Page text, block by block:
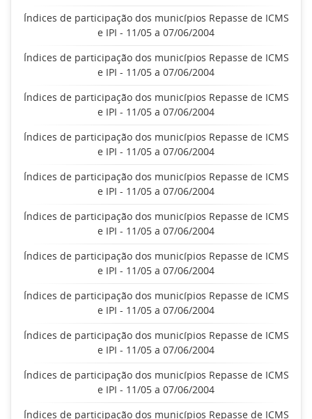
Índices de participação dos municípios Repasse de ICMS
e IPI - 11/05 a 07/06/2004
Índices de participação dos municípios Repasse de ICMS
e IPI - 11/05 a 07/06/2004
Índices de participação dos municípios Repasse de ICMS
e IPI - 11/05 a 07/06/2004
Índices de participação dos municípios Repasse de ICMS
e IPI - 11/05 a 07/06/2004
Índices de participação dos municípios Repasse de ICMS
e IPI - 11/05 a 07/06/2004
Índices de participação dos municípios Repasse de ICMS
e IPI - 11/05 a 07/06/2004
Índices de participação dos municípios Repasse de ICMS
e IPI - 11/05 a 07/06/2004
Índices de participação dos municípios Repasse de ICMS
e IPI - 11/05 a 07/06/2004
Índices de participação dos municípios Repasse de ICMS
e IPI - 11/05 a 07/06/2004
Índices de participação dos municípios Repasse de ICMS
e IPI - 11/05 a 07/06/2004
Índices de participação dos municípios Repasse de ICMS